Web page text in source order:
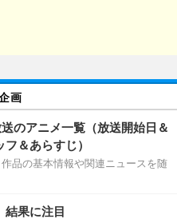
画
送のアニメ一覧（放送開始日＆
＆あらすじ）
品の基本情報や関連ニュースを随
結果に注目